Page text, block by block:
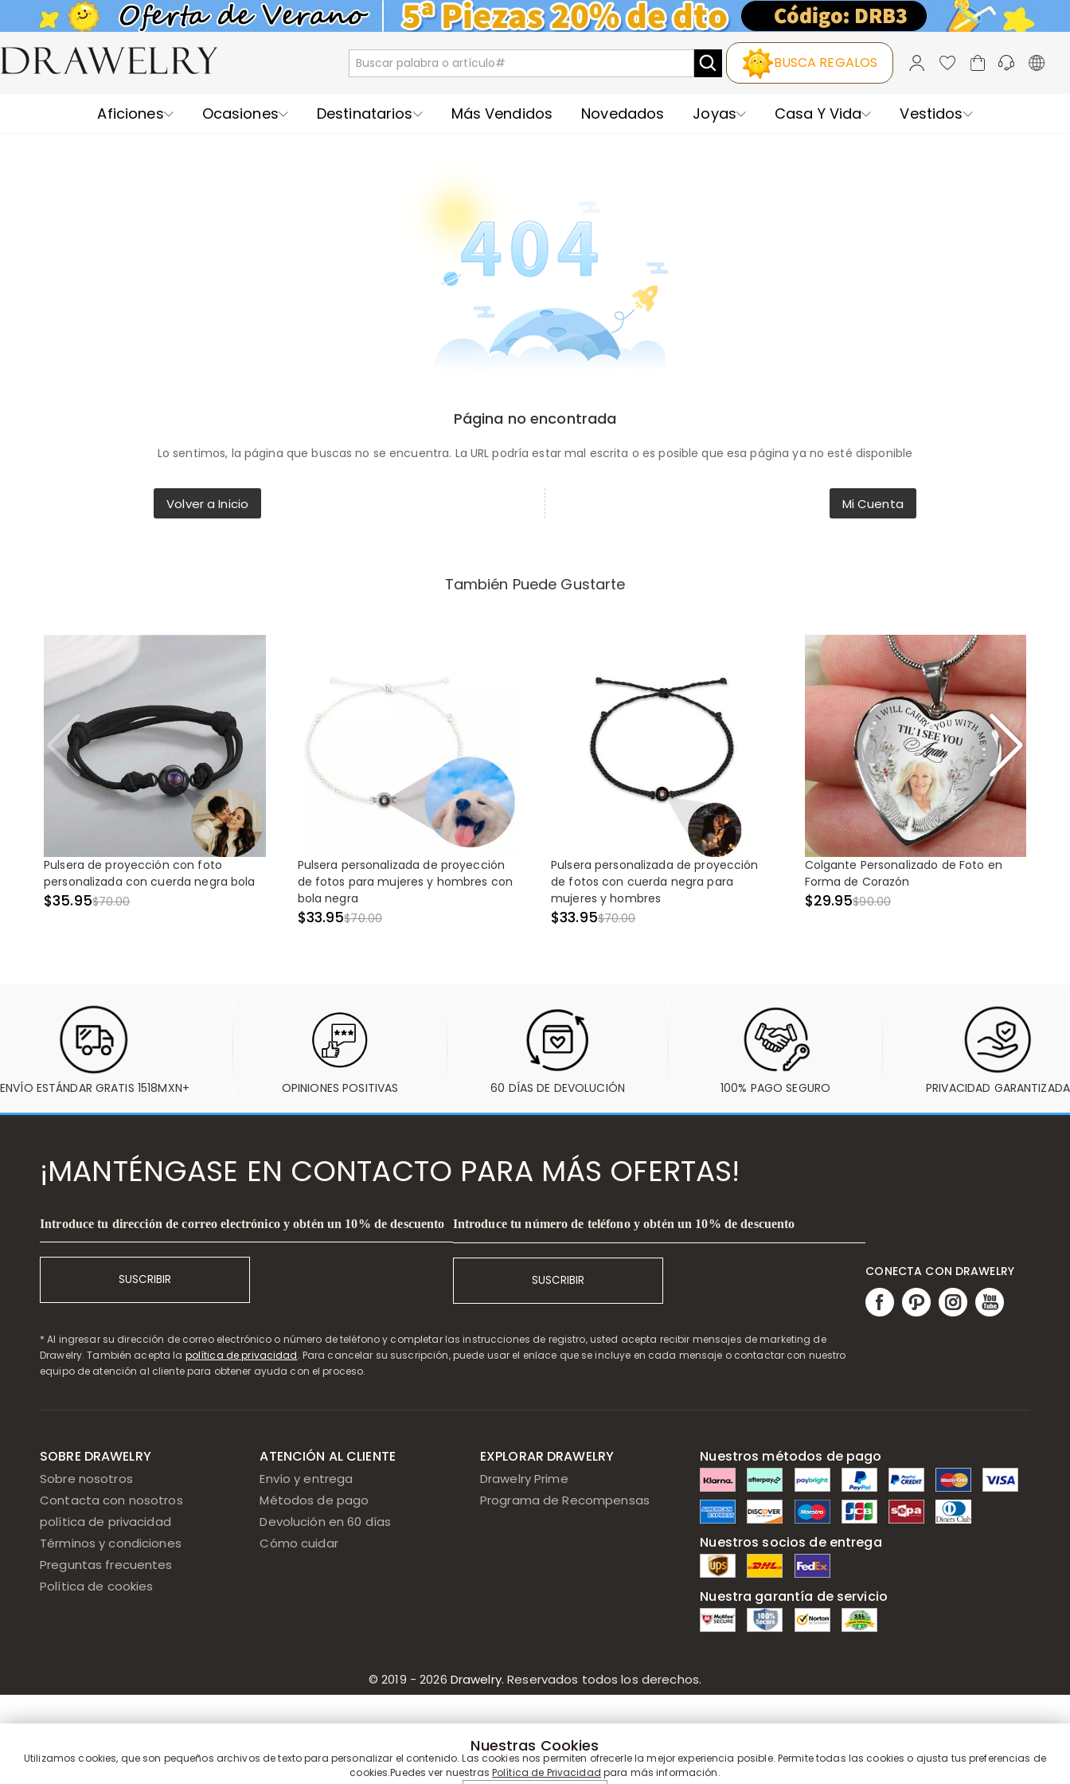
BUSCA REGALOS
Aficiones Ocasiones Destinatarios Más Vendidos Novedados Joyas Casa Y Vida Vestidos
Página no encontrada
Lo sentimos, la página que buscas no se encuentra. La URL podría estar mal escrita o es posible que esa página ya no esté disponible
Volver a Inicio Mi Cuenta
También Puede Gustarte
Pulsera de proyección con foto
personalizada con cuerda negra bola
$35.95$70.00
Pulsera personalizada de proyección
de fotos para mujeres y hombres con
bola negra
$33.95$70.00
Pulsera personalizada de proyección
de fotos con cuerda negra para
mujeres y hombres
$33.95$70.00
Colgante Personalizado de Foto en
Forma de Corazón
$29.95$90.00
ENVÍO ESTÁNDAR GRATIS 1518MXN+ OPINIONES POSITIVAS 60 DÍAS DE DEVOLUCIÓN 100% PAGO SEGURO PRIVACIDAD GARANTIZADA
¡MANTÉNGASE EN CONTACTO PARA MÁS OFERTAS!
Introduce tu dirección de correo electrónico y obtén un 10% de descuento
SUSCRIBIR
Introduce tu número de teléfono y obtén un 10% de descuento
SUSCRIBIR
* Al ingresar su dirección de correo electrónico o número de teléfono y completar las instrucciones de registro, usted acepta recibir mensajes de marketing de
Drawelry. También acepta la política de privacidad. Para cancelar su suscripción, puede usar el enlace que se incluye en cada mensaje o contactar con nuestro
equipo de atención al cliente para obtener ayuda con el proceso.
CONECTA CON DRAWELRY
SOBRE DRAWELRY
Sobre nosotros
Contacta con nosotros
política de privacidad
Términos y condiciones
Preguntas frecuentes
Política de cookies
ATENCIÓN AL CLIENTE
Envío y entrega
Métodos de pago
Devolución en 60 días
Cómo cuidar
EXPLORAR DRAWELRY
Drawelry Prime
Programa de Recompensas
Nuestros métodos de pago
Nuestros socios de entrega
Nuestra garantía de servicio
© 2019 - 2026 Drawelry. Reservados todos los derechos.
Nuestras Cookies
Utilizamos cookies, que son pequeños archivos de texto para personalizar el contenido. Las cookies nos permiten ofrecerle la mejor experiencia posible. Permite todas las cookies o ajusta tus preferencias de
cookies.Puedes ver nuestras Política de Privacidad para más información.